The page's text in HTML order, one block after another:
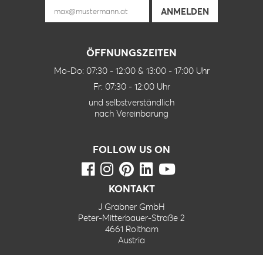
ÖFFNUNGSZEITEN
Mo-Do: 07:30 - 12:00 & 13:00 - 17:00 Uhr
Fr: 07:30 - 12:00 Uhr
und selbstverständlich
nach Vereinbarung
FOLLOW US ON
KONTAKT
J Grabner GmbH
Peter-Mitterbauer-Straße 2
4661 Roitham
Austria